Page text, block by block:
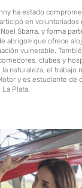
ha estado
en voluntariados
Sbarra, y forma
abrigo» que ofrece
vulnerable.
clubes y
naturaleza, el trabajo
y es estudiante de
Plata.